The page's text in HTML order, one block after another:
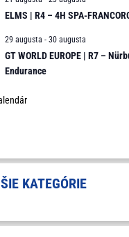
ELMS | R4 – 4H SPA-
29 augusta - 30 augusta
GT WORLD EUROPE | R7 –
Endurance
KATEGÓRIE